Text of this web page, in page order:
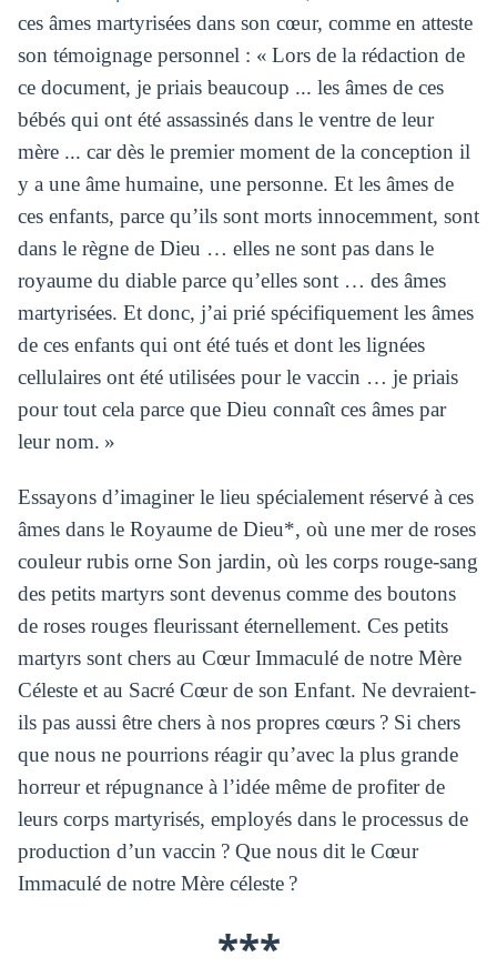
ces âmes martyrisées dans son cœur, comme en atteste
son témoignage personnel : « Lors de la rédaction de
ce document, je priais beaucoup ... les âmes de ces
bébés qui ont été assassinés dans le ventre de leur
mère ... car dès le premier moment de la conception il
y a une âme humaine, une personne. Et les âmes de
ces enfants, parce qu’ils sont morts innocemment, sont
dans le règne de Dieu … elles ne sont pas dans le
royaume du diable parce qu’elles sont … des âmes
martyrisées. Et donc, j’ai prié spécifiquement les âmes
de ces enfants qui ont été tués et dont les lignées
cellulaires ont été utilisées pour le vaccin … je priais
pour tout cela parce que Dieu connaît ces âmes par
leur nom. »
Essayons d’imaginer le lieu spécialement réservé à ces
âmes dans le Royaume de Dieu*, où une mer de roses
couleur rubis orne Son jardin, où les corps rouge-sang
des petits martyrs sont devenus comme des boutons
de roses rouges fleurissant éternellement. Ces petits
martyrs sont chers au Cœur Immaculé de notre Mère
Céleste et au Sacré Cœur de son Enfant. Ne devraient-
ils pas aussi être chers à nos propres cœurs ? Si chers
que nous ne pourrions réagir qu’avec la plus grande
horreur et répugnance à l’idée même de profiter de
leurs corps martyrisés, employés dans le processus de
production d’un vaccin ? Que nous dit le Cœur
Immaculé de notre Mère céleste ?
***